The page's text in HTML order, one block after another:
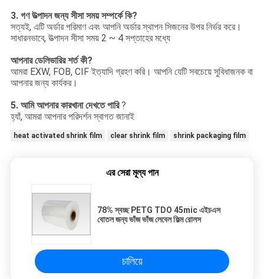
3. গণ উত্পাদন জন্য সীসা সময় সম্পর্কে কি?
সত্যই, এটি অর্ডার পরিমাণ এবং আপনি অর্ডার স্থাপন সিজনের উপর নির্ভর করে।
সাধারনভাবে, উত্পাদন সীসা সময় 2 ~ 4 সপ্তাহের মধ্যে
আপনার ডেলিভারির শর্ত কী?
আমরা EXW, FOB, CIF ইত্যাদি গ্রহণ করি। আপনি যেটি সবচেয়ে সুবিধাজনক বা
আপনার জন্য কার্যকর।
5. আমি আপনার কারখানা দেখতে পারি?
হ্যাঁ, আমরা আপনার পরিদর্শন স্বাগত জানাই
heat activated shrink film clear shrink film shrink packaging film
এর সেরা মূল্য পান
78% স্বচ্ছ PETG TDO 45mic এইচএস
বোতল জন্য ভাঁজ ভাঁজ লেবেল ফিল্ম রোলস
চালিয়ে